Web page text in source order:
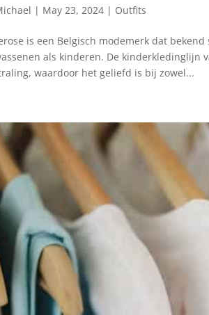
| May 23, 2024 | Outfits
is een Belgisch modemerk dat
als kinderen. De kinderkledinglijn
waardoor het geliefd is bij zowel...